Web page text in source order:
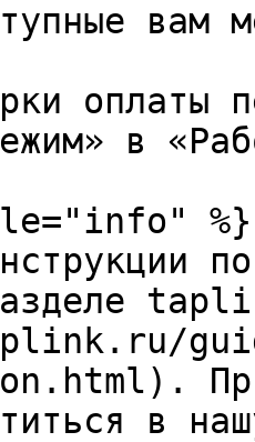
вам
оплаты
в
%}
При
в